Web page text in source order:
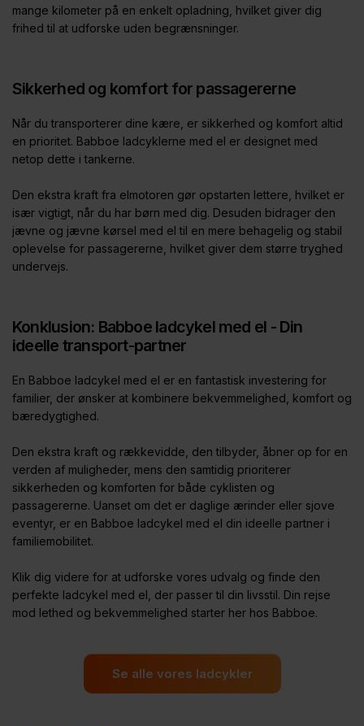
mange kilometer på en enkelt opladning, hvilket giver dig
frihed til at udforske uden begrænsninger.
Sikkerhed og komfort for passagererne
Når du transporterer dine kære, er sikkerhed og komfort altid
en prioritet. Babboe ladcyklerne med el er designet med
netop dette i tankerne.
Den ekstra kraft fra elmotoren gør opstarten lettere, hvilket er
især vigtigt, når du har børn med dig. Desuden bidrager den
jævne og jævne kørsel med el til en mere behagelig og stabil
oplevelse for passagererne, hvilket giver dem større tryghed
undervejs.
Konklusion: Babboe ladcykel med el - Din
ideelle transport-partner
En Babboe ladcykel med el er en fantastisk investering for
familier, der ønsker at kombinere bekvemmelighed, komfort og
bæredygtighed.
Den ekstra kraft og rækkevidde, den tilbyder, åbner op for en
verden af muligheder, mens den samtidig prioriterer
sikkerheden og komforten for både cyklisten og
passagererne. Uanset om det er daglige ærinder eller sjove
eventyr, er en Babboe ladcykel med el din ideelle partner i
familiemobilitet.
Klik dig videre for at udforske vores udvalg og finde den
perfekte ladcykel med el, der passer til din livsstil. Din rejse
mod lethed og bekvemmelighed starter her hos Babboe.
Se alle vores ladcykler